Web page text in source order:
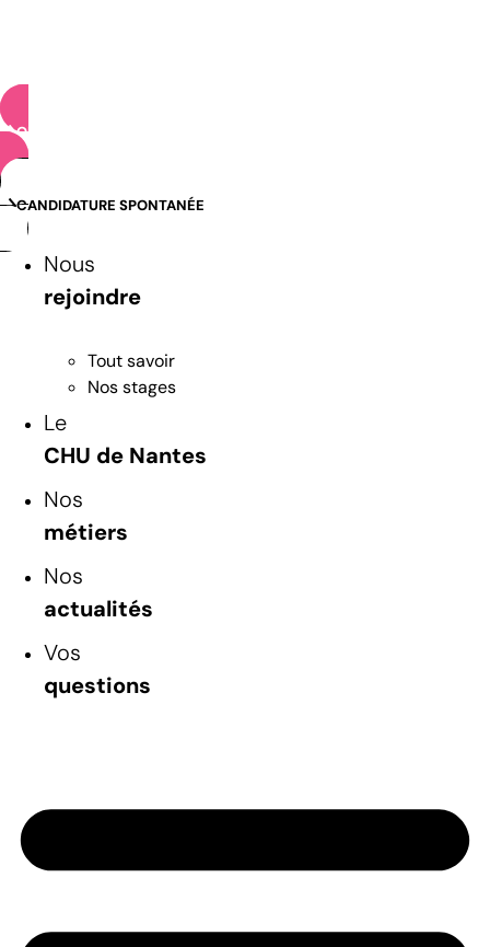
OFFRES D’EMPLOI
CANDIDATURE SPONTANÉE
Nous
rejoindre
Tout savoir
Nos stages
Le
CHU de Nantes
Nos
métiers
Nos
actualités
Vos
questions